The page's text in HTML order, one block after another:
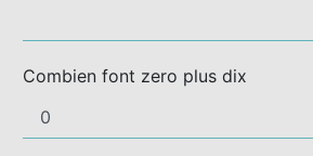
Combien font zero plus dix